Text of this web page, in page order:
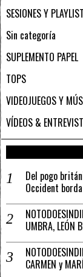
SESIONES Y
Sin categoría
SUPLEMENTO PAPEL
TOPS
VIDEOJUEGOS Y
VÍDEOS &
Del pogo
Occident
UMBRA, LEÓN
CARMEN y